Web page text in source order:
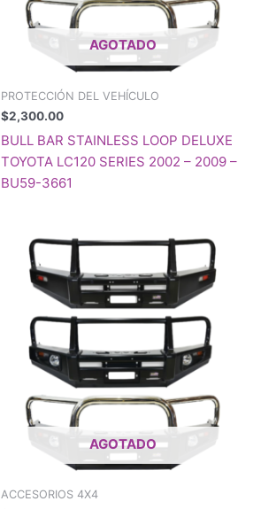
AGOTADO
PROTECCIÓN DEL VEHÍCULO
$2,300.00
BULL BAR STAINLESS LOOP DELUXE
TOYOTA LC120 SERIES 2002 – 2009 –
BU59-3661
AGOTADO
ACCESORIOS 4X4